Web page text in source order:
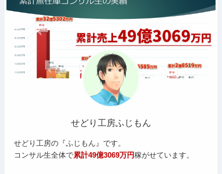
せどり工房ふじもん
せどり工房の『ふじもん』です。
コンサル生全体で累計49億3069万円稼がせています。